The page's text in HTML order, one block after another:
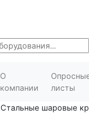
О
компании
листы
Стальные шаровые